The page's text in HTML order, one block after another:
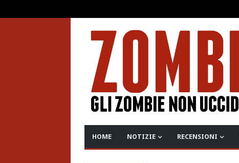
HOME NOTIZIE RECENSIONI